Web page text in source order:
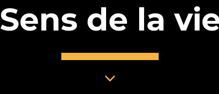
Sens de la